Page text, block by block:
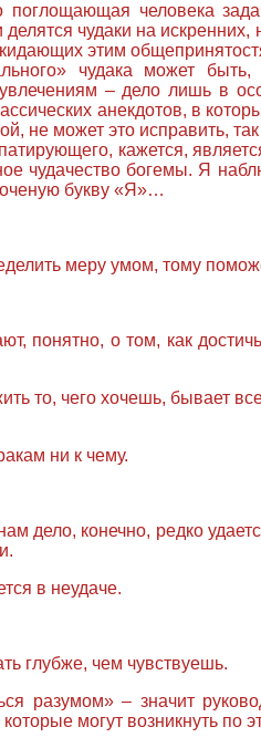
поглощающая человека
чудаки на
этим
чудака может
– дело лишь в
анекдотов, в
не может это исправить,
кажется,
чудачество богемы. Я
букву «Я»…
меру умом, тому
понятно, о том, как
то, чего хочешь, бывает
ни к чему.
дело, конечно, редко
в неудаче.
глубже, чем чувствуешь.
разумом» – значит
могут возникнуть по